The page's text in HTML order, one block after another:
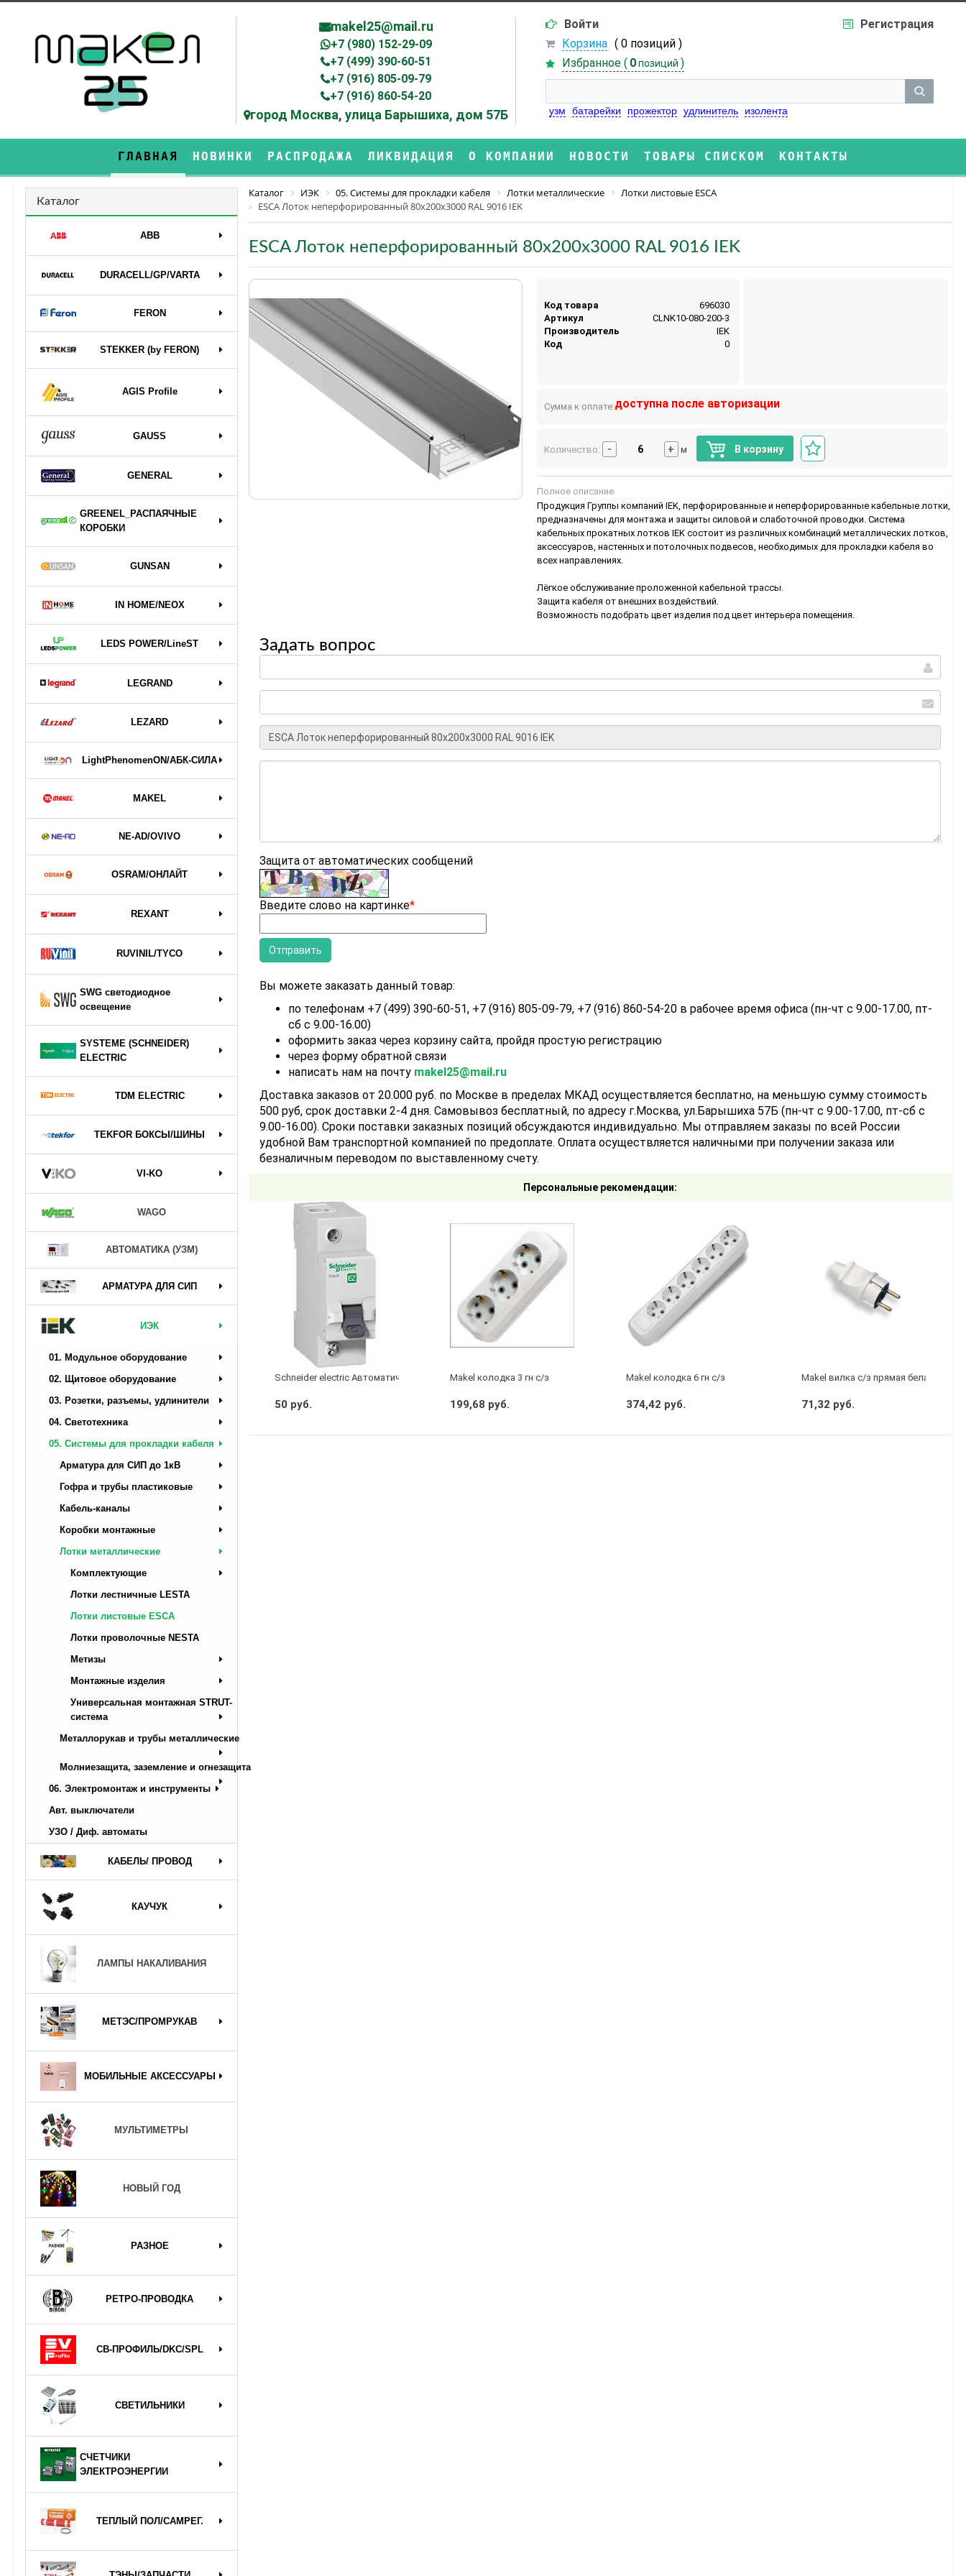
makel25@mail.ru
+7 (980) 152-29-09
+7 (499) 390-60-51
+7 (916) 805-09-79
+7 (916) 860-54-20
город Москва, улица Барышиха, дом 57Б
Войти
Регистрация
Корзина ( 0 позиций )
Избранное ( 0 позиций )
узм батарейки прожектор удлинитель изолента
ГЛАВНАЯ НОВИНКИ РАСПРОДАЖА ЛИКВИДАЦИЯ О КОМПАНИИ НОВОСТИ ТОВАРЫ СПИСКОМ КОНТАКТЫ
Каталог
ABB
DURAСELL/GP/VARTA
FERON
STEKKER (by FERON)
AGIS Profile
GAUSS
GENERAL
GREENEL_РАСПАЯЧНЫЕ
КОРОБКИ
GUNSAN
IN HOME/NEOX
LEDS POWER/LineST
LEGRAND
LEZARD
LightPhenomenON/АБК-СИЛА
MAKEL
NE-AD/OVIVO
OSRAM/ОНЛАЙТ
REXANT
RUVINIL/TYCO
SWG светодиодное
освещение
SYSTEME (SCHNEIDER)
ELECTRIC
TDM ELECTRIC
TEKFOR БОКСЫ/ШИНЫ
VI-KO
WAGO
АВТОМАТИКА (УЗМ)
АРМАТУРА ДЛЯ СИП
ИЭК
01. Модульное оборудование
02. Щитовое оборудование
03. Розетки, разъемы, удлинители
04. Светотехника
05. Системы для прокладки кабеля
Арматура для СИП до 1кВ
Гофра и трубы пластиковые
Кабель-каналы
Коробки монтажные
Лотки металлические
Комплектующие
Лотки лестничные LESTA
Лотки листовые ESCA
Лотки проволочные NESTA
Метизы
Монтажные изделия
Универсальная монтажная STRUT-
система
Металлорукав и трубы металлические
Молниезащита, заземление и огнезащита
06. Электромонтаж и инструменты
Авт. выключатели
УЗО / Диф. автоматы
КАБЕЛЬ/ ПРОВОД
КАУЧУК
ЛАМПЫ НАКАЛИВАНИЯ
МЕТЭС/ПРОМРУКАВ
МОБИЛЬНЫЕ АКСЕССУАРЫ
МУЛЬТИМЕТРЫ
НОВЫЙ ГОД
РАЗНОЕ
РЕТРО-ПРОВОДКА
СВ-ПРОФИЛЬ/DKC/SPL
СВЕТИЛЬНИКИ
СЧЕТЧИКИ
ЭЛЕКТРОЭНЕРГИИ
ТЕПЛЫЙ ПОЛ/САМРЕГ.
Каталог ИЭК 05. Системы для прокладки кабеля Лотки металлические
Лотки листовые ESCA
ESCA Лоток неперфорированный 80х200х3000 RAL 9016 IEK
ESCA Лоток неперфорированный 80х200х3000 RAL 9016 IEK
Код товара
696030
Артикул
CLNK10-080-200-3
Производитель
IEK
Код
0
Сумма к оплате:доступна после авторизации
Количество: - + м В корзину
Полное описание
Продукция Группы компаний IEK, перфорированные и неперфорированные кабельные лотки,
предназначены для монтажа и защиты силовой и слаботочной проводки. Система
кабельных прокатных лотков IEK состоит из различных комбинаций металлических лотков,
аксессуаров, настенных и потолочных подвесов, необходимых для прокладки кабеля во
всех направлениях.
Лёгкое обслуживание проложенной кабельной трассы.
Защита кабеля от внешних воздействий.
Возможность подобрать цвет изделия под цвет интерьера помещения.
Задать вопрос
Защита от автоматических сообщений
Введите слово на картинке*
Вы можете заказать данный товар:
по телефонам +7 (499) 390-60-51, +7 (916) 805-09-79, +7 (916) 860-54-20 в рабочее время офиса (пн-чт с 9.00-17.00, пт-
сб с 9.00-16.00)
оформить заказ через корзину сайта, пройдя простую регистрацию
через форму обратной связи
написать нам на почту makel25@mail.ru
Доставка заказов от 20.000 руб. по Москве в пределах МКАД осуществляется бесплатно, на меньшую сумму стоимость
500 руб, срок доставки 2-4 дня. Самовывоз бесплатный, по адресу г.Москва, ул.Барышиха 57Б (пн-чт с 9.00-17.00, пт-сб с
9.00-16.00). Сроки поставки заказных позиций обсуждаются индивидуально. Мы отправляем заказы по всей России
удобной Вам транспортной компанией по предоплате. Оплата осуществляется наличными при получении заказа или
безналичным переводом по выставленному счету.
Персональные рекомендации:
Schneider electric Автоматический выключатель 1/40А
50 руб.
Makel колодка 3 гн с/з
199,68 руб.
Makel колодка 6 гн с/з
374,42 руб.
Makel вилка с/з прямая белая
71,32 руб.